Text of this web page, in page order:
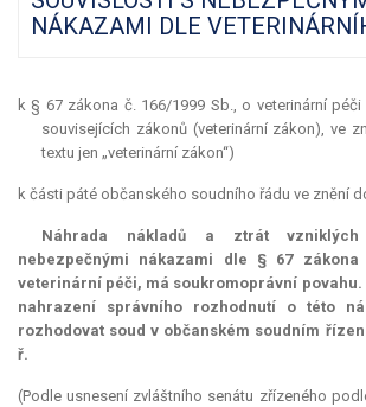
NÁKAZAMI DLE
k § 67 zákona č. 166/1999 Sb., o veterinární
souvisejících zákonů (veterinární zákon), ve
textu jen „veterinární zákon“)
k části páté občanského soudního řádu ve znění
Náhrada nákladů a ztrát
nebezpečnými nákazami dle § 67 zákona
veterinární péči, má soukromoprávní povahu.
nahrazení správního rozhodnutí o této
rozhodovat soud v občanském soudním
ř.
(Podle usnesení zvláštního senátu zřízeného